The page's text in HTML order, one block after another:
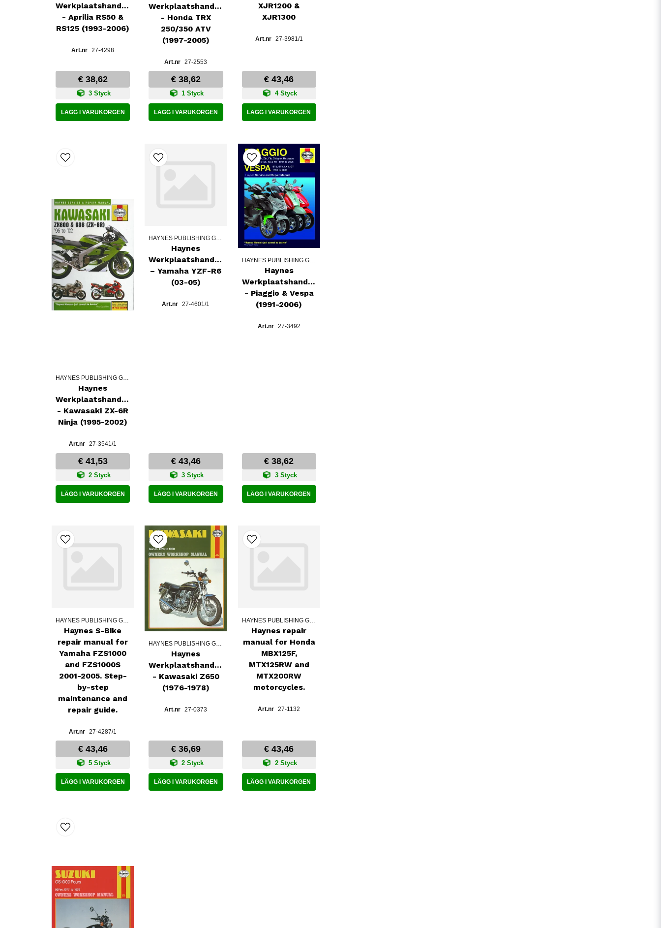
Werkplaatshandboek
- Aprilia RS50 &
RS125 (1993-2006)
27-4298
€ 38,62
3 Styck
LÄGG I VARUKORGEN
Werkplaatshandboek
- Honda TRX
250/350 ATV
(1997-2005)
27-2553
€ 38,62
1 Styck
LÄGG I VARUKORGEN
XJR1200 &
XJR1300
27-3981/1
€ 43,46
4 Styck
LÄGG I VARUKORGEN
HAYNES PUBLISHING GROUPE
Haynes
Werkplaatshandboek
- Kawasaki ZX-6R
Ninja (1995-2002)
27-3541/1
€ 41,53
2 Styck
LÄGG I VARUKORGEN
HAYNES PUBLISHING GROUPE
Haynes
Werkplaatshandboek
– Yamaha YZF-R6
(03-05)
27-4601/1
€ 43,46
3 Styck
LÄGG I VARUKORGEN
HAYNES PUBLISHING GROUPE
Haynes
Werkplaatshandboek
- Piaggio & Vespa
(1991-2006)
27-3492
€ 38,62
3 Styck
LÄGG I VARUKORGEN
Haynes S-Bike
repair manual for
Yamaha FZS1000
and FZS1000S
2001-2005. Step-
by-step
maintenance and
repair guide.
27-4287/1
€ 43,46
5 Styck
LÄGG I VARUKORGEN
HAYNES PUBLISHING GROUPE
Haynes
Werkplaatshandboek
- Kawasaki Z650
(1976-1978)
27-0373
€ 36,69
2 Styck
LÄGG I VARUKORGEN
HAYNES PUBLISHING GROUPE
Haynes repair
manual for Honda
MBX125F,
MTX125RW and
MTX200RW
motorcycles.
27-1132
€ 43,46
2 Styck
LÄGG I VARUKORGEN